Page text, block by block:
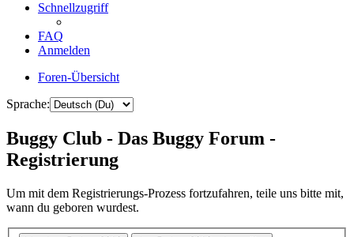
Schnellzugriff
FAQ
Anmelden
Foren-Übersicht
Sprache:
Buggy Club - Das Buggy Forum -
Registrierung
Um mit dem Registrierungs-Prozess fortzufahren, teile uns bitte mit,
wann du geboren wurdest.